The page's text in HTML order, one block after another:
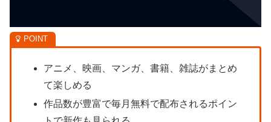
アニメ、映画、マンガ、書籍、雑誌がまとめ
て楽しめる
作品数が豊富で毎月無料で配布されるポイン